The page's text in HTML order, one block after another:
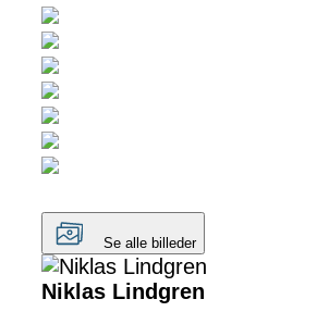
Se alle billeder
Niklas Lindgren